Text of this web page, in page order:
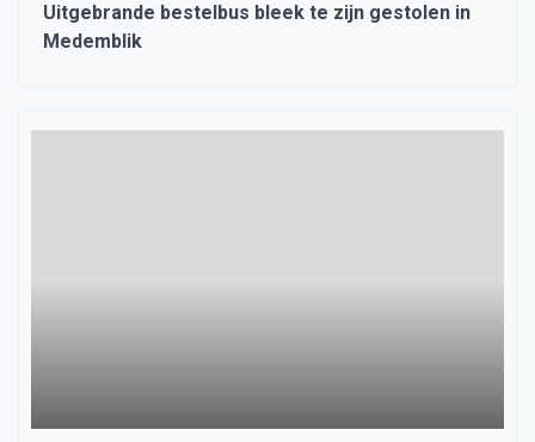
Uitgebrande bestelbus bleek te zijn gestolen in
Medemblik